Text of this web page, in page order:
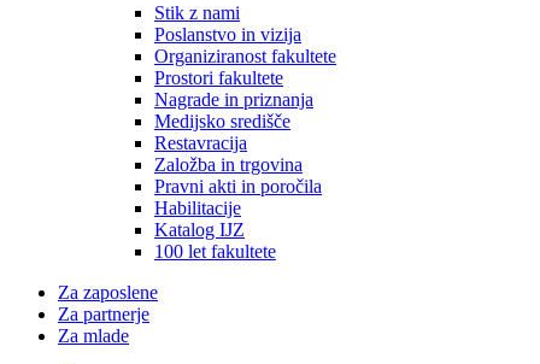
Stik z nami
Poslanstvo in vizija
Organiziranost fakultete
Prostori fakultete
Nagrade in priznanja
Medijsko središče
Restavracija
Založba in trgovina
Pravni akti in poročila
Habilitacije
Katalog IJZ
100 let fakultete
Za zaposlene
Za partnerje
Za mlade